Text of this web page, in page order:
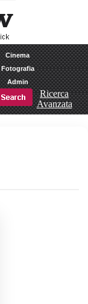
Cinema
Fotografia
Admin
Ricerca
Avanzata